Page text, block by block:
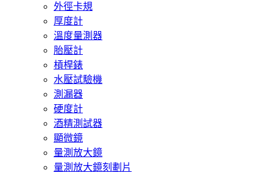
外徑卡規
厚度計
溫度量測器
胎壓計
槓桿錶
水壓試驗機
測漏器
硬度計
酒精測試器
顯微鏡
量測放大鏡
量測放大鏡刻劃片